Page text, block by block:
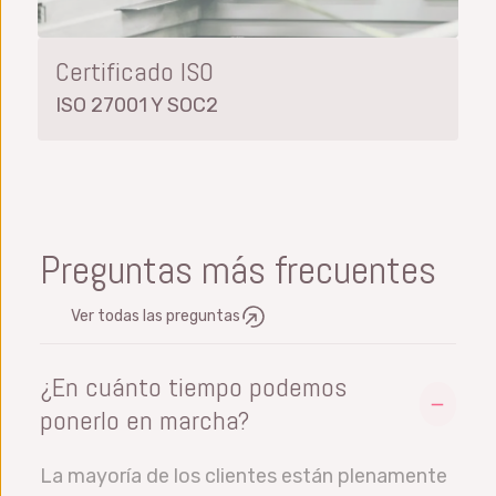
Certificado ISO
ISO 27001 Y SOC2
Preguntas más frecuentes
Ver todas las preguntas
¿En cuánto tiempo podemos
ponerlo en marcha?
La mayoría de los clientes están plenamente